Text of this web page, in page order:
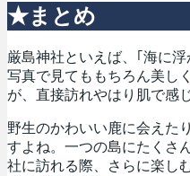
★まとめ
厳島神社といえば、｢海に浮
写真で見てももちろん美し
が、直接訪れやはり肌で感
野生のかわいい鹿に会えた
すよね。一つの島にたくさ
社に訪れる際、さらに楽し